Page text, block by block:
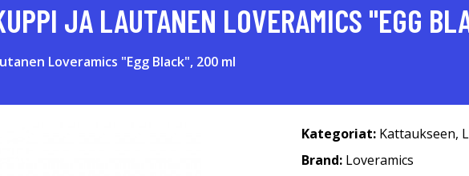
JA LAUTANEN LOVERAMICS "EGG
Loveramics "Egg Black", 200 ml
Kategoriat: Kattaukseen,
Brand: Loveramics